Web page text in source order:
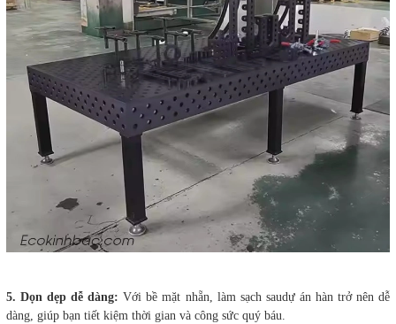
5. Dọn dẹp dễ dàng: Với bề mặt nhẵn, làm sạch saudự án hàn trở nên dễ
dàng, giúp bạn tiết kiệm thời gian và công sức quý báu.